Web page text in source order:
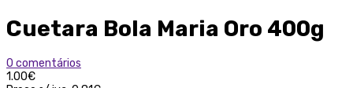
Cuetara Bola Maria Oro 400g
0 comentários
1.00€